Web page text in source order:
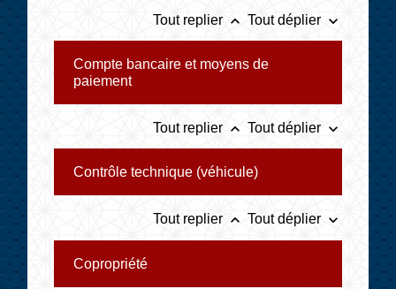
Tout replier keyboard_arrow_up Tout déplier keyboard_arrow_down
Compte bancaire et moyens de
paiement
Tout replier keyboard_arrow_up Tout déplier keyboard_arrow_down
Contrôle technique (véhicule)
Tout replier keyboard_arrow_up Tout déplier keyboard_arrow_down
Copropriété